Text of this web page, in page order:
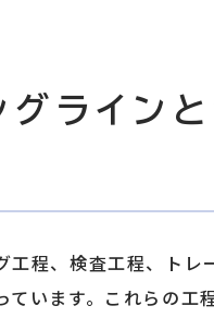
グライン
工程、検査工程、ト
ています。これらの